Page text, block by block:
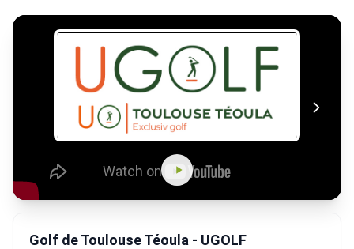
Golf de Toulouse Téoula - UGOLF